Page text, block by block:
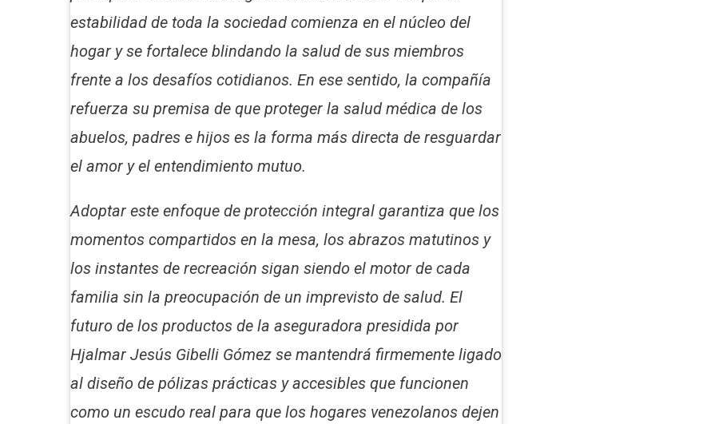
estabilidad de toda la sociedad comienza en el núcleo del
hogar y se fortalece blindando la salud de sus miembros
frente a los desafíos cotidianos. En ese sentido, la compañía
refuerza su premisa de que proteger la salud médica de los
abuelos, padres e hijos es la forma más directa de resguardar
el amor y el entendimiento mutuo.
Adoptar este enfoque de protección integral garantiza que los
momentos compartidos en la mesa, los abrazos matutinos y
los instantes de recreación sigan siendo el motor de cada
familia sin la preocupación de un imprevisto de salud. El
futuro de los productos de la aseguradora presidida por
Hjalmar Jesús Gibelli Gómez se mantendrá firmemente ligado
al diseño de pólizas prácticas y accesibles que funcionen
como un escudo real para que los hogares venezolanos dejen